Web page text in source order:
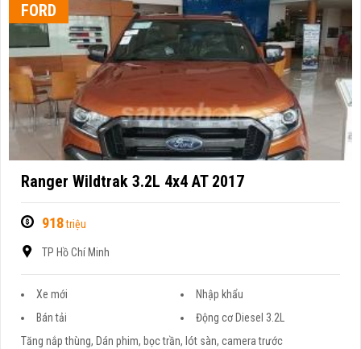
FORD
Ranger Wildtrak 3.2L 4x4 AT 2017
918triệu
TP Hồ Chí Minh
Xe mới
Nhập khẩu
Bán tải
Động cơ Diesel 3.2L
Tăng nắp thùng, Dán phim, bọc trần, lót sàn, camera trước